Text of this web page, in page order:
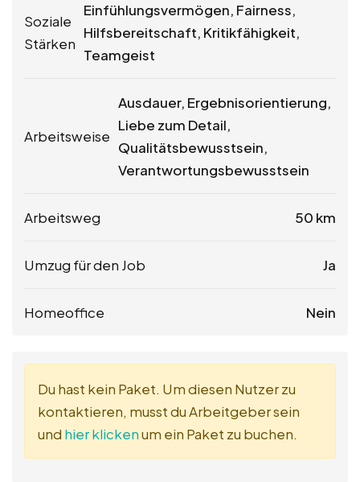
Soziale
Stärken
Einfühlungsvermögen, Fairness,
Hilfsbereitschaft, Kritikfähigkeit,
Teamgeist
Arbeitsweise
Ausdauer, Ergebnisorientierung,
Liebe zum Detail,
Qualitätsbewusstsein,
Verantwortungsbewusstsein
Arbeitsweg 50 km
Umzug für den Job Ja
Homeoffice Nein
Du hast kein Paket. Um diesen Nutzer zu
kontaktieren, musst du Arbeitgeber sein
und hier klickenum ein Paket zu buchen.